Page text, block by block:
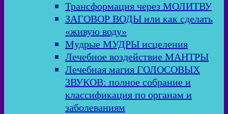
Трансформация через МОЛИТВУ
ЗАГОВОР ВОДЫ или как сделать
«живую воду»
Мудрые МУДРЫ исцеления
Лечебное воздействие МАНТРЫ
Лечебная магия ГОЛОСОВЫХ
ЗВУКОВ: полное собрание и
классификация по органам и
заболеваниям